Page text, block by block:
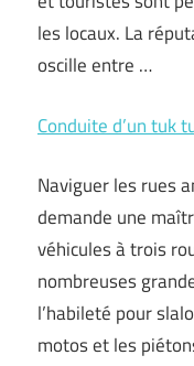
les locaux. La
oscille entre …
Conduite d’un tuk
Naviguer les rues
demande une
véhicules à trois
nombreuses
l’habileté pour
motos et les